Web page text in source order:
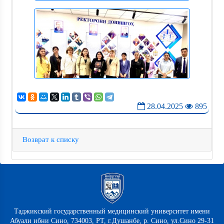
28.04.2025 895
Возврат к списку
Таджикский государственный медицинский университет имени
Абуали ибни Сино, 734003, РТ, г.Душанбе, р. Сино, ул.Сино 29-31